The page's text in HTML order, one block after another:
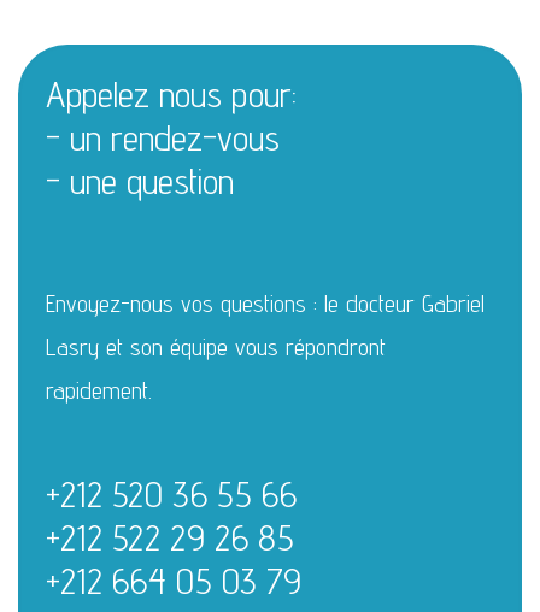
Appelez nous pour:
- un rendez-vous
- une question
Envoyez-nous vos questions : le docteur Gabriel
Lasry et son équipe vous répondront
rapidement.
+212 520 36 55 66
+212 522 29 26 85
+212 664 05 03 79